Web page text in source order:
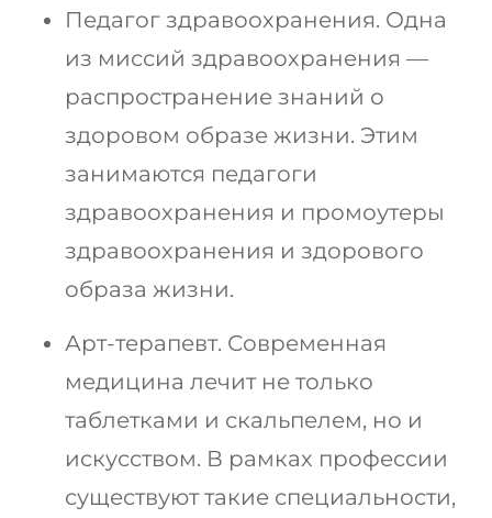
Педагог здравоохранения. Одна
из миссий здравоохранения —
распространение знаний о
здоровом образе жизни. Этим
занимаются педагоги
здравоохранения и промоутеры
здравоохранения и здорового
образа жизни.
Арт-терапевт. Современная
медицина лечит не только
таблетками и скальпелем, но и
искусством. В рамках профессии
существуют такие специальности,